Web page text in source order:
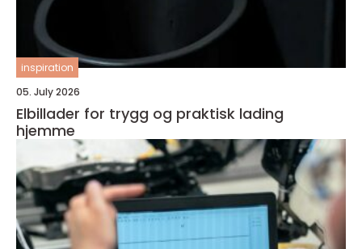
inspiration
05. July 2026
Elbillader for trygg og praktisk lading
hjemme